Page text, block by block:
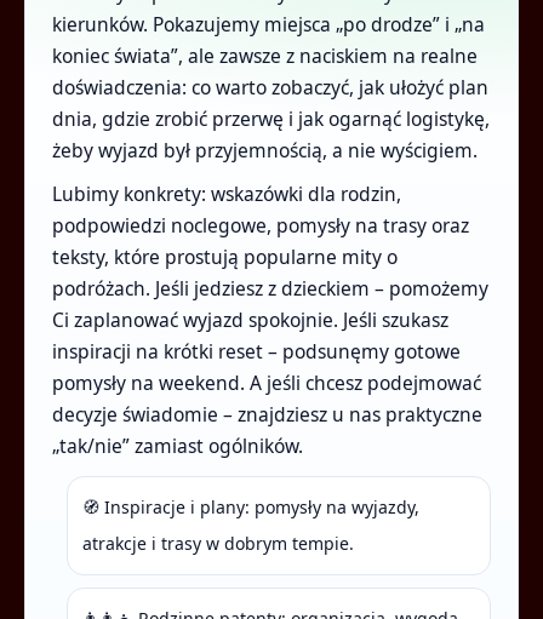
kierunków. Pokazujemy miejsca „po drodze” i „na
koniec świata”, ale zawsze z naciskiem na realne
doświadczenia: co warto zobaczyć, jak ułożyć plan
dnia, gdzie zrobić przerwę i jak ogarnąć logistykę,
żeby wyjazd był przyjemnością, a nie wyścigiem.
Lubimy konkrety: wskazówki dla rodzin,
podpowiedzi noclegowe, pomysły na trasy oraz
teksty, które prostują popularne mity o
podróżach. Jeśli jedziesz z dzieckiem – pomożemy
Ci zaplanować wyjazd spokojnie. Jeśli szukasz
inspiracji na krótki reset – podsunęmy gotowe
pomysły na weekend. A jeśli chcesz podejmować
decyzje świadomie – znajdziesz u nas praktyczne
„tak/nie” zamiast ogólników.
🧭 Inspiracje i plany: pomysły na wyjazdy,
atrakcje i trasy w dobrym tempie.